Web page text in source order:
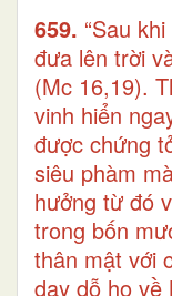
659. “Sau
đưa lên trời
(Mc 16,19).
vinh hiển
được chứng
siêu phàm
hưởng từ đó
trong bốn
thân mật với
dạy dỗ họ về